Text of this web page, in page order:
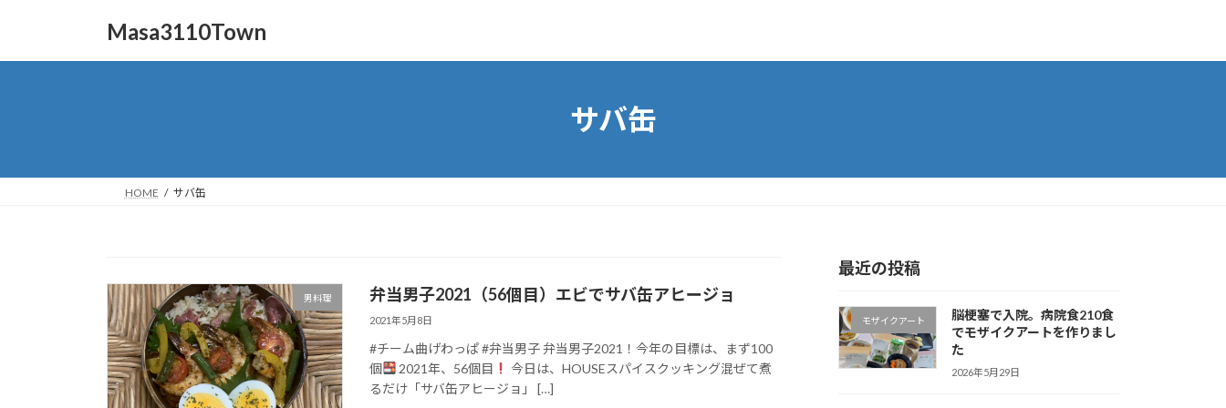
Masa3110Town
サバ缶
HOME サバ缶
男料理 弁当男子2021（56個目）エビでサバ缶アヒージョ
2021年5月8日
#チーム曲げわっぱ #弁当男子 弁当男子2021！今年の目標は、まず100
個
2021年、56個目
今日は、HOUSEスパイスクッキング混ぜて煮
るだけ「サバ缶アヒージョ」 […]
最近の投稿
モザイクアート
脳梗塞で入院。病院食210食
でモザイクアートを作りまし
た
2026年5月29日